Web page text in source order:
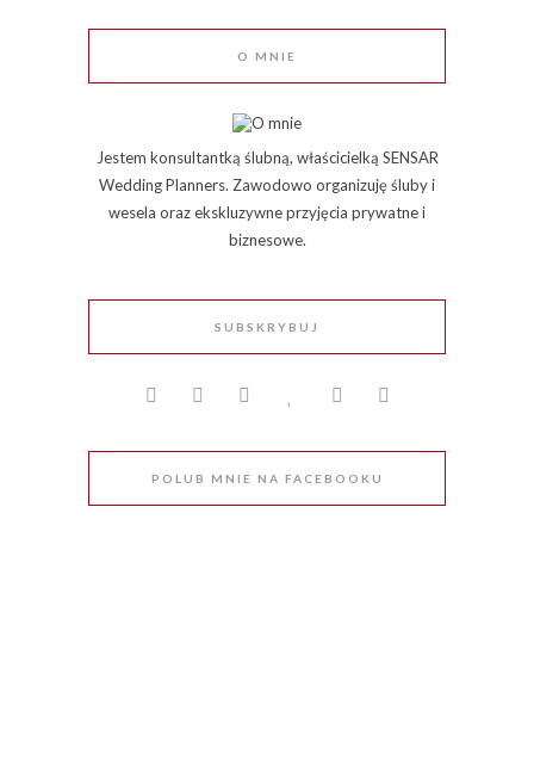
O MNIE
Jestem konsultantką ślubną, właścicielką SENSAR
Wedding Planners. Zawodowo organizuję śluby i
wesela oraz ekskluzywne przyjęcia prywatne i
biznesowe.
SUBSKRYBUJ
POLUB MNIE NA FACEBOOKU